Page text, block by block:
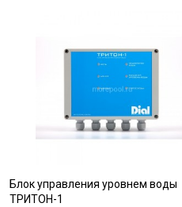
Блок управления уровнем воды
ТРИТОН-1